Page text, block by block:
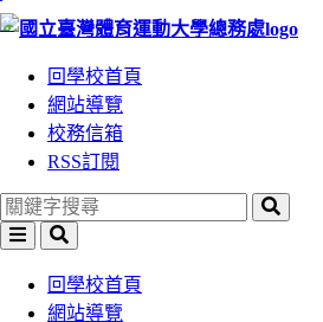
跳
區
塊
跳
區
塊
:::
回學校首頁
網站導覽
校務信箱
RSS訂閱
回學校首頁
網站導覽